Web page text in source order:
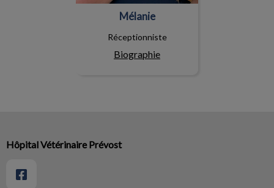
Mélanie
Réceptionniste
Biographie
Hôpital Vétérinaire Prévost